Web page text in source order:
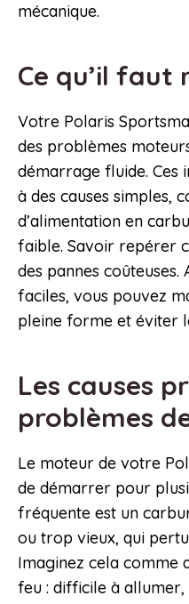
mécanique.
Ce qu’il faut
Votre Polaris
des problèmes
démarrage fluide. Ces
à des causes simples,
d’alimentation en
faible. Savoir repérer
des pannes coûteuses.
faciles, vous pouvez
pleine forme et éviter
Les causes
problèmes
Le moteur de votre
de démarrer pour
fréquente est un
ou trop vieux, qui
Imaginez cela comme
feu : difficile à allumer,